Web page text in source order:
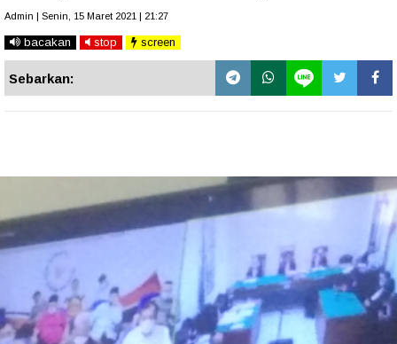
Admin | Senin, 15 Maret 2021 | 21:27
bacakan stop screen
Sebarkan: